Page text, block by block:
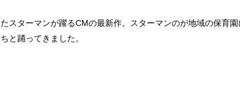
スターマンが躍るCMの最新作。スターマンのが地域の保育
と踊ってきました。